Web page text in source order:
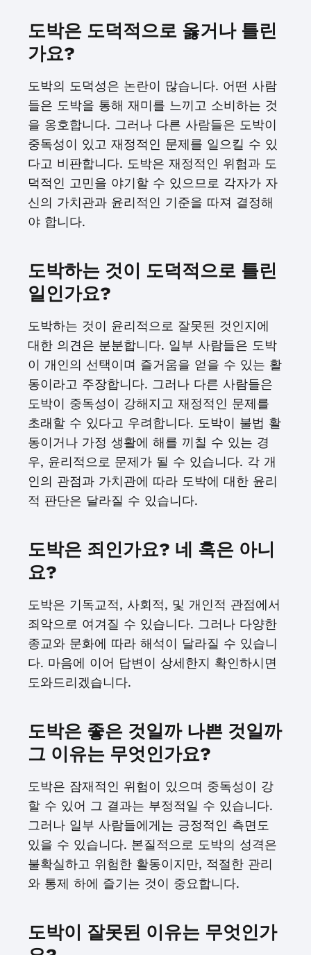
도박은 도덕적으로 옳거나 틀린
가요?
도박의 도덕성은 논란이 많습니다. 어떤 사람
들은 도박을 통해 재미를 느끼고 소비하는 것
을 옹호합니다. 그러나 다른 사람들은 도박이
중독성이 있고 재정적인 문제를 일으킬 수 있
다고 비판합니다. 도박은 재정적인 위험과 도
덕적인 고민을 야기할 수 있으므로 각자가 자
신의 가치관과 윤리적인 기준을 따져 결정해
야 합니다.
도박하는 것이 도덕적으로 틀린
일인가요?
도박하는 것이 윤리적으로 잘못된 것인지에
대한 의견은 분분합니다. 일부 사람들은 도박
이 개인의 선택이며 즐거움을 얻을 수 있는 활
동이라고 주장합니다. 그러나 다른 사람들은
도박이 중독성이 강해지고 재정적인 문제를
초래할 수 있다고 우려합니다. 도박이 불법 활
동이거나 가정 생활에 해를 끼칠 수 있는 경
우, 윤리적으로 문제가 될 수 있습니다. 각 개
인의 관점과 가치관에 따라 도박에 대한 윤리
적 판단은 달라질 수 있습니다.
도박은 죄인가요? 네 혹은 아니
요?
도박은 기독교적, 사회적, 및 개인적 관점에서
죄악으로 여겨질 수 있습니다. 그러나 다양한
종교와 문화에 따라 해석이 달라질 수 있습니
다. 마음에 이어 답변이 상세한지 확인하시면
도와드리겠습니다.
도박은 좋은 것일까 나쁜 것일까
그 이유는 무엇인가요?
도박은 잠재적인 위험이 있으며 중독성이 강
할 수 있어 그 결과는 부정적일 수 있습니다.
그러나 일부 사람들에게는 긍정적인 측면도
있을 수 있습니다. 본질적으로 도박의 성격은
불확실하고 위험한 활동이지만, 적절한 관리
와 통제 하에 즐기는 것이 중요합니다.
도박이 잘못된 이유는 무엇인가